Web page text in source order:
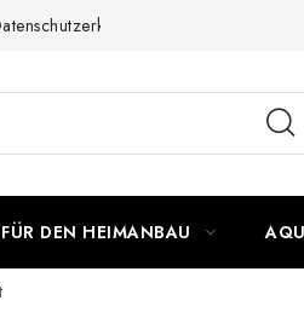
DEN HEIMANBAU